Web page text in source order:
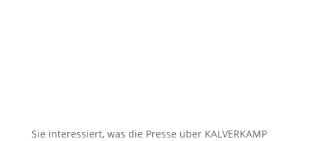
Sie interessiert, was die Presse über KALVERKAMP